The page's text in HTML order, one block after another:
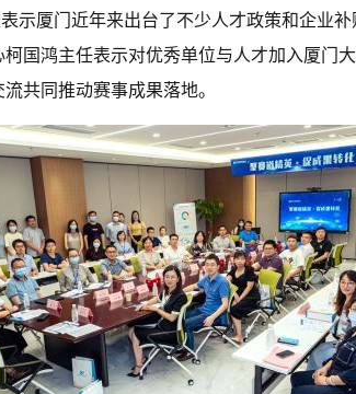
示厦门近年来出台了不少人才政策和企业
柯国鸿主任表示对优秀单位与人才加入厦门
共同推动赛事成果落地。